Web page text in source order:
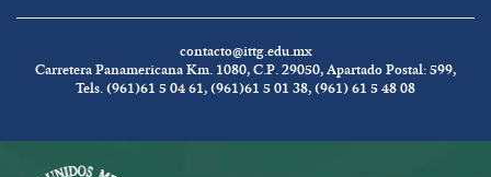
contacto@ittg.edu.mx
Carretera Panamericana Km. 1080, C.P. 29050, Apartado Postal: 599,
Tels. (961)61 5 04 61, (961)61 5 01 38, (961) 61 5 48 08